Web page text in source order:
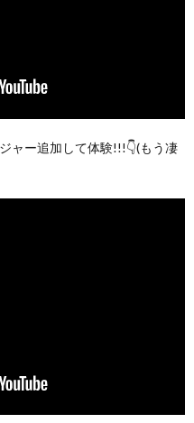
ャー追加して体験!!!👇(もう凄